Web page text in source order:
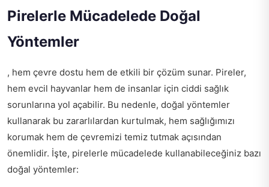
Pirelerle Mücadelede Doğal
Yöntemler
, hem çevre dostu hem de etkili bir çözüm sunar. Pireler,
hem evcil hayvanlar hem de insanlar için ciddi sağlık
sorunlarına yol açabilir. Bu nedenle, doğal yöntemler
kullanarak bu zararlılardan kurtulmak, hem sağlığımızı
korumak hem de çevremizi temiz tutmak açısından
önemlidir. İşte, pirelerle mücadelede kullanabileceğiniz bazı
doğal yöntemler: